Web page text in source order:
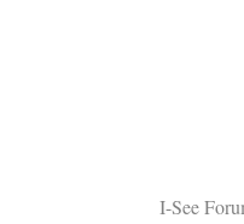
I-See